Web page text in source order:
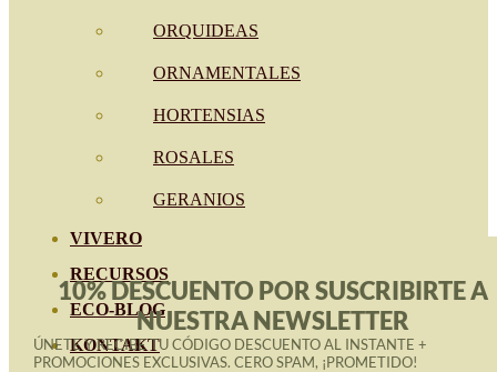
ORQUIDEAS
ORNAMENTALES
HORTENSIAS
ROSALES
GERANIOS
VIVERO
RECURSOS
ECO-BLOG
KONTAKT
10% DESCUENTO POR SUSCRIBIRTE A
NUESTRA NEWSLETTER
ÚNETE Y RECIBE TU CÓDIGO DESCUENTO AL INSTANTE +
PROMOCIONES EXCLUSIVAS. CERO SPAM, ¡PROMETIDO!